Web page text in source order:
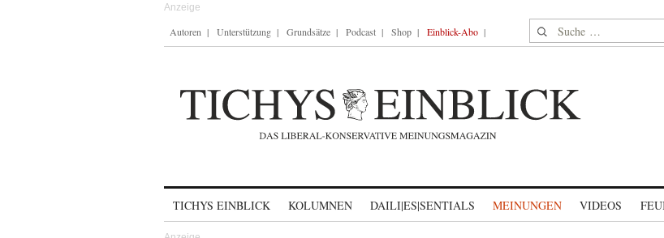
Autoren Unterstützung Grundsätze Podcast Shop Einblick-Abo Suche nach:
TICHYS EINBLICK KOLUMNEN DAILI|ES|SENTIALS MEINUNGEN VIDEOS